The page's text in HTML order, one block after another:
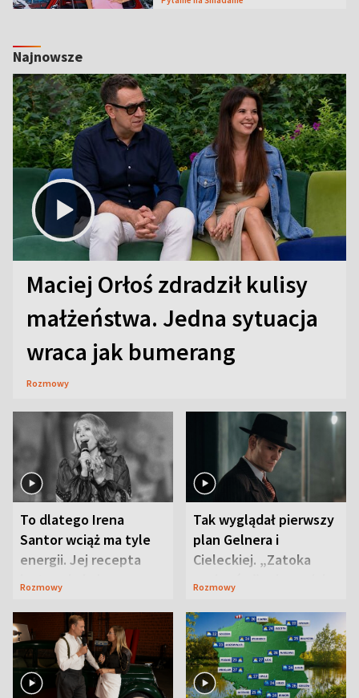
Najnowsze
Maciej Orłoś zdradził kulisy
małżeństwa. Jedna sytuacja
wraca jak bumerang
Rozmowy
To dlatego Irena
Santor wciąż ma tyle
energii. Jej recepta
jest zaskakująco
Rozmowy
Tak wyglądał pierwszy
plan Gelnera i
Cieleckiej. „Zatoka
szpiegów” od razu ich
Rozmowy